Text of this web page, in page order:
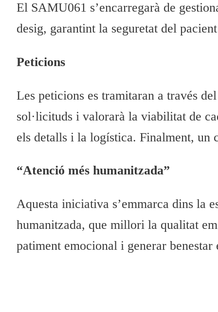
El SAMU061 s’encarregarà de
desig, garantint la seguretat del
Peticions
Les peticions es tramitaran a través
sol·licituds i valorarà la viabilitat de
els detalls i la logística. Finalment, un
“Atenció més humanitzada”
Aquesta iniciativa s’emmarca dins la
humanitzada, que millori la qualitat
patiment emocional i generar benestar